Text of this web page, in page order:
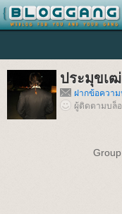
ประมุขเ
ฝากข้อความ
ผู้ติดตามบล็